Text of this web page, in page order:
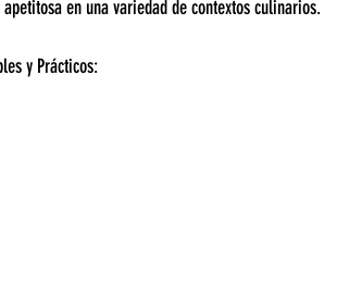
en una variedad de contextos culinarios.
y Prácticos: